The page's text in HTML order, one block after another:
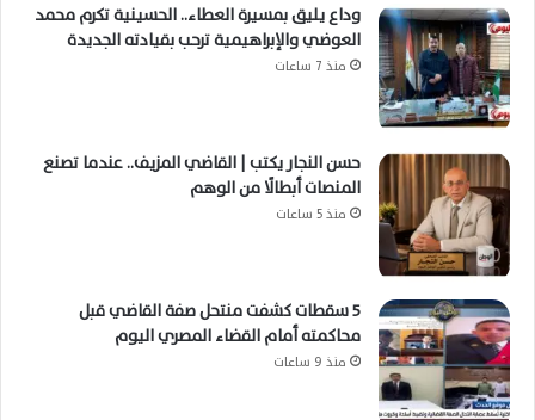
وداع يليق بمسيرة العطاء.. الحسينية تكرم محمد
العوضي والإبراهيمية ترحب بقيادته الجديدة
منذ 7 ساعات
حسن النجار يكتب | القاضي المزيف.. عندما تصنع
المنصات أبطالًا من الوهم
منذ 5 ساعات
5 سقطات كشفت منتحل صفة القاضي قبل
محاكمته أمام القضاء المصري اليوم
منذ 9 ساعات